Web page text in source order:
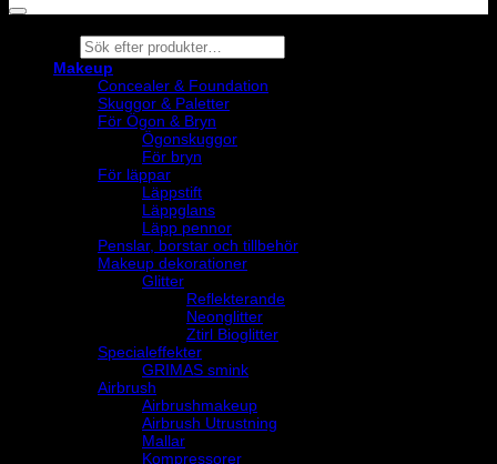
Products
search
Makeup
Concealer & Foundation
Skuggor & Paletter
För Ögon & Bryn
Ögonskuggor
För bryn
För läppar
Läppstift
Läppglans
Läpp pennor
Penslar, borstar och tillbehör
Makeup dekorationer
Glitter
Reflekterande
Neonglitter
Ztirl Bioglitter
Specialeffekter
GRIMAS smink
Airbrush
Airbrushmakeup
Airbrush Utrustning
Mallar
Kompressorer